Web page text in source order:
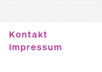
Kontakt
Impressum